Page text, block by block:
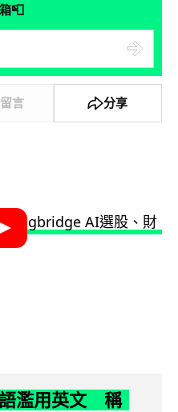
📮
言 分享
語濫用英文 稱